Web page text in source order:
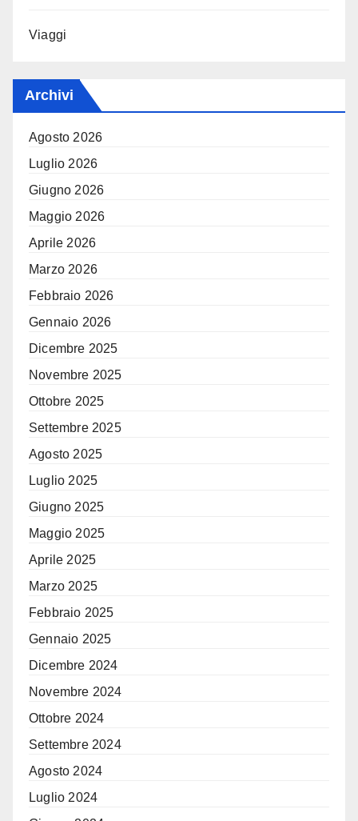
Viaggi
Archivi
Agosto 2026
Luglio 2026
Giugno 2026
Maggio 2026
Aprile 2026
Marzo 2026
Febbraio 2026
Gennaio 2026
Dicembre 2025
Novembre 2025
Ottobre 2025
Settembre 2025
Agosto 2025
Luglio 2025
Giugno 2025
Maggio 2025
Aprile 2025
Marzo 2025
Febbraio 2025
Gennaio 2025
Dicembre 2024
Novembre 2024
Ottobre 2024
Settembre 2024
Agosto 2024
Luglio 2024